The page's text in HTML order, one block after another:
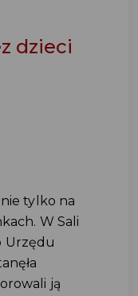
dzieci
tylko na
W Sali
Urzędu
ją